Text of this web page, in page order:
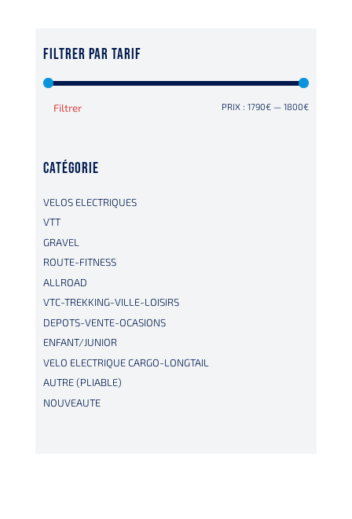
FILTRER PAR TARIF
PRIX
PRIX
Filtrer PRIX :1790€ —1800€
CATÉGORIE
VELOS ELECTRIQUES
VTT
GRAVEL
ROUTE-FITNESS
ALLROAD
VTC-TREKKING-VILLE-LOISIRS
DEPOTS-VENTE-OCASIONS
ENFANT/JUNIOR
VELO ELECTRIQUE CARGO-LONGTAIL
AUTRE (PLIABLE)
NOUVEAUTE